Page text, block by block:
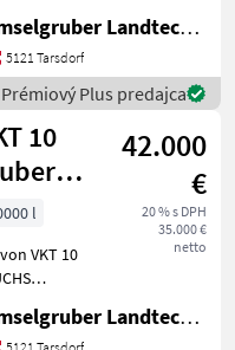
+
und Beste
der
Hersteller!)
Amselgruber Landtechnik GmbH
5121 Tarsdorf
Prémiový Plus predajca
10
42.000
€
20 % s DPH
35.000 €
netto
l
VKT 10
Amselgruber Landtechnik GmbH